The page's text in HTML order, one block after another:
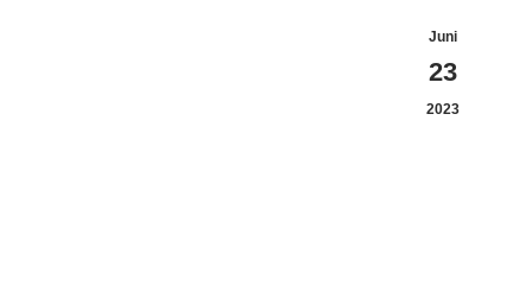
Juni
23
2023